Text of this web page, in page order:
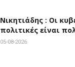
Νικητιάδης : Οι
πολιτικές είναι
05-08-2026